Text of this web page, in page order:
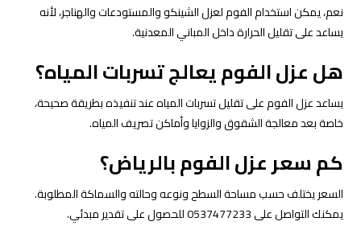
نعم، يمكن استخدام الفوم لعزل الشينكو والمستودعات والهناجر، لأنه
يساعد على تقليل الحرارة داخل المباني المعدنية.
هل عزل الفوم يعالج تسربات المياه؟
يساعد عزل الفوم على تقليل تسربات المياه عند تنفيذه بطريقة صحيحة،
خاصة بعد معالجة الشقوق والزوايا وأماكن تصريف المياه.
كم سعر عزل الفوم بالرياض؟
السعر يختلف حسب مساحة السطح ونوعه وحالته والسماكة المطلوبة.
يمكنك التواصل على 0537477233 للحصول على تقدير مبدئي.